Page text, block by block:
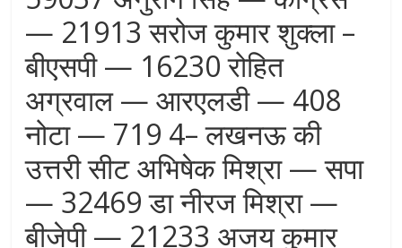
— 21913 सरोज कुमार शुक्ला –
बीएसपी — 16230 रोहित
अग्रवाल — आरएलडी — 408
नोटा — 719 4– लखनऊ की
उत्तरी सीट अभिषेक मिश्रा — सपा
— 32469 डा नीरज मिश्रा —
बीजेपी — 21233 अजय कुमार